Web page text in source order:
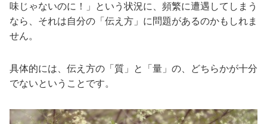
味じゃないのに！」という状況に、頻繁に遭遇してしまう
なら、それは自分の「伝え方」に問題があるのかもしれま
せん。
具体的には、伝え方の「質」と「量」の、どちらかが十分
でないということです。